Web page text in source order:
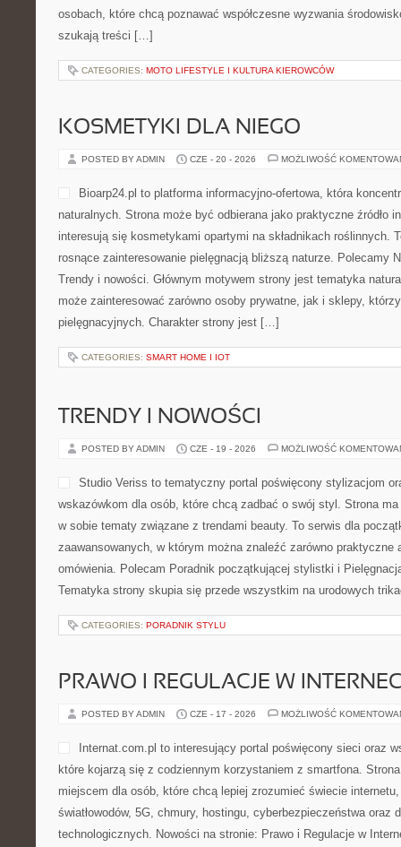
osobach, które chcą poznawać współczesne wyzwania
szukają treści […]
CATEGORIES: MOTO LIFESTYLE I KULTURA KIEROWCÓW
KOSMETYKI DLA NIEGO
POSTED BY ADMIN CZE - 20 - 2026 MOŻLIWOŚĆ
Bioarp24.pl to platforma informacyjno-ofertowa, która
naturalnych. Strona może być odbierana jako praktyczne źródło
interesują się kosmetykami opartymi na składnikach roślinnych.
rosnące zainteresowanie pielęgnacją bliższą naturze. Polecamy
Trendy i nowości. Głównym motywem strony jest tematyka
może zainteresować zarówno osoby prywatne, jak i sklepy,
pielęgnacyjnych. Charakter strony jest […]
CATEGORIES: SMART HOME I IOT
TRENDY I NOWOŚCI
POSTED BY ADMIN CZE - 19 - 2026 MOŻLIWOŚĆ
Studio Veriss to tematyczny portal poświęcony stylizacjom
wskazówkom dla osób, które chcą zadbać o swój styl. Strona
w sobie tematy związane z trendami beauty. To serwis dla
zaawansowanych, w którym można znaleźć zarówno praktyczne
omówienia. Polecam Poradnik początkującej stylistki i
Tematyka strony skupia się przede wszystkim na urodowych
CATEGORIES: PORADNIK STYLU
PRAWO I REGULACJE W
POSTED BY ADMIN CZE - 17 - 2026 MOŻLIWOŚĆ
Internat.com.pl to interesujący portal poświęcony sieci oraz
które kojarzą się z codziennym korzystaniem z smartfona.
miejscem dla osób, które chcą lepiej zrozumieć świecie
światłowodów, 5G, chmury, hostingu, cyberbezpieczeństwa oraz
technologicznych. Nowości na stronie: Prawo i Regulacje w